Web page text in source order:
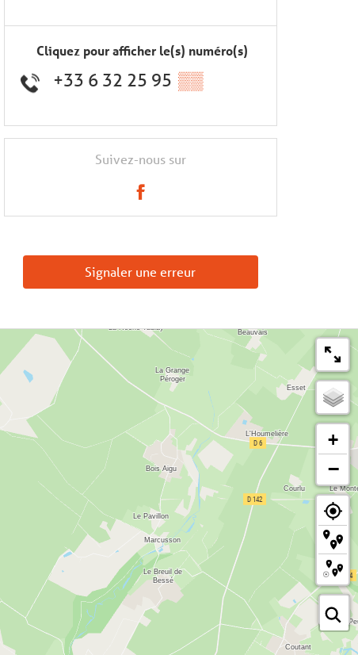
Cliquez pour afficher le(s) numéro(s)
+33 6 32 25 95 ▒▒
Suivez-nous sur
Signaler une erreur
+
−